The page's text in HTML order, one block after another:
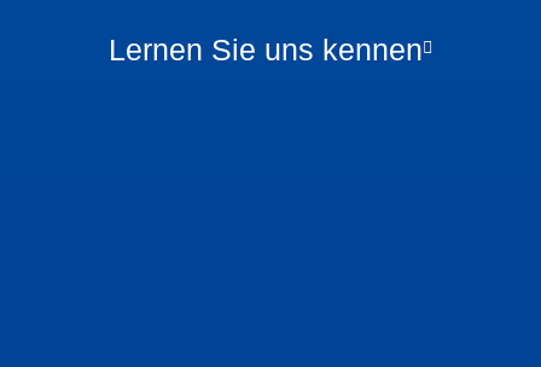
Lernen Sie uns kennen